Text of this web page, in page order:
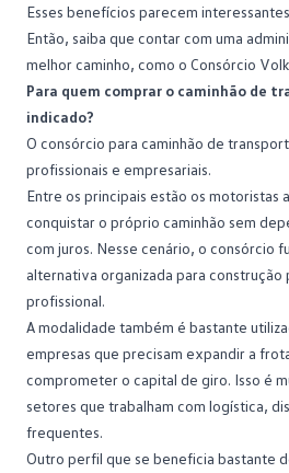
Esses benefícios parecem
Então, saiba que contar com uma
melhor caminho, como o Consórcio
Para quem comprar o caminhão de
indicado?
O consórcio para caminhão de
profissionais e empresariais.
Entre os principais estão os motoristas
conquistar o próprio caminhão sem
com juros. Nesse cenário, o consórcio
alternativa organizada para
profissional.
A modalidade também é bastante
empresas que precisam expandir a
comprometer o capital de giro. Isso é
setores que trabalham com logística,
frequentes.
Outro perfil que se beneficia bastante